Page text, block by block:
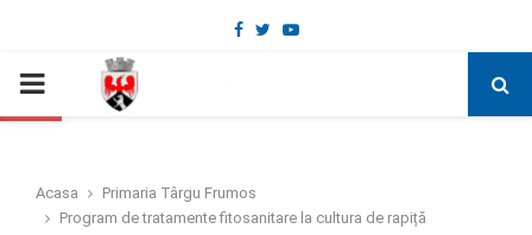
Deschide bara de unelte
Facebook
TwitterYoutube
PRIMARY
Acasa
Primaria Târgu Frumos
Program de tratamente fitosanitare la cultura de rapiță